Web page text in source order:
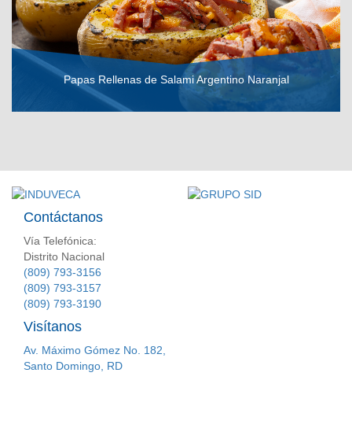
Papas Rellenas de Salami Argentino Naranjal
Contáctanos
Vía Telefónica:
Distrito Nacional
(809) 793-3156
(809) 793-3157
(809) 793-3190
Visítanos
Av. Máximo Gómez No. 182,
Santo Domingo, RD